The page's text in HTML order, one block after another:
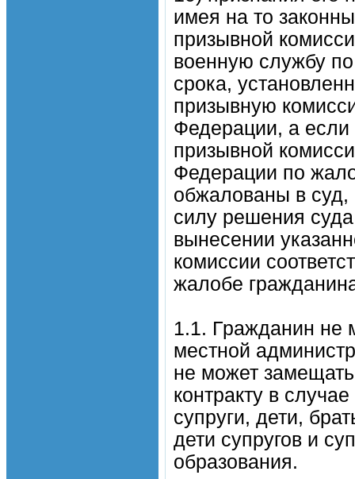
имея на то
призывной
военную службу по
срока,
призывную
Федерации, а если
призывной
Федерации по
обжалованы в суд,
силу решения
вынесении
комиссии
жалобе
1.1. Гражданин не
местной
не может
контракту в
супруги, дети,
дети супругов и
образования.